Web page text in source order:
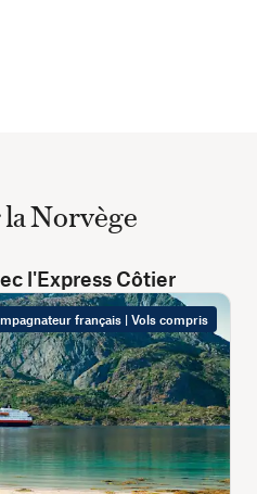
Norvège
l'Express Côtier
français | Vols compris